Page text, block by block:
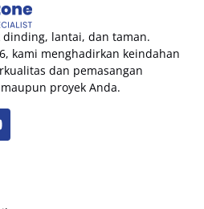
lantai, dan taman.
kami menghadirkan keindahan
dan pemasangan
proyek Anda.